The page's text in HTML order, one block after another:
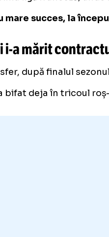
mare succes, la
i-amărit
după finalul
bifat deja în tricoul